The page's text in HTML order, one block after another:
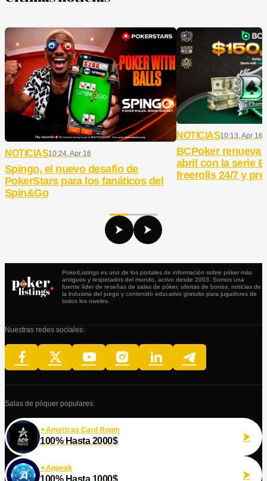
NOTICIAS10:24, Apr 16
Spingo, el nuevo desafío de
PokerStars para los fanáticos del
Spin&Go
NOTICIAS10:13, Apr 16
BCPoker renueva
abril con la serie
freerolls 24/7 y
PokerListings es uno de los portales de información sobre póker más
antiguos y respetados del mundo, activo desde 2003. Somos una
fuente líder de reseñas de salas de póker, ofertas de bonos, noticias de
la industria del juego y contenido educativo gratuito para jugadores de
todos los niveles.
Nuestras redes sociales:
Salas de póquer populares:
Americas Card Room
100% Hasta 2000$
Appeak
100% Hasta 1000$